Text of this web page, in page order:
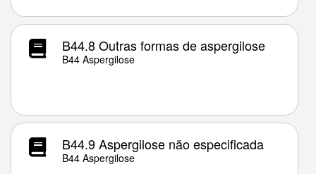
B44.8 Outras formas de aspergilose
B44 Aspergilose
B44.9 Aspergilose não especificada
B44 Aspergilose